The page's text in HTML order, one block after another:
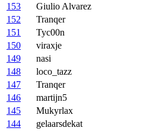
153
Giulio Alvarez
152
Tranqer
151
Tyc00n
150
viraxje
149
nasi
148
loco_tazz
147
Tranqer
146
martijn5
145
Mukyrlax
144
gelaarsdekat